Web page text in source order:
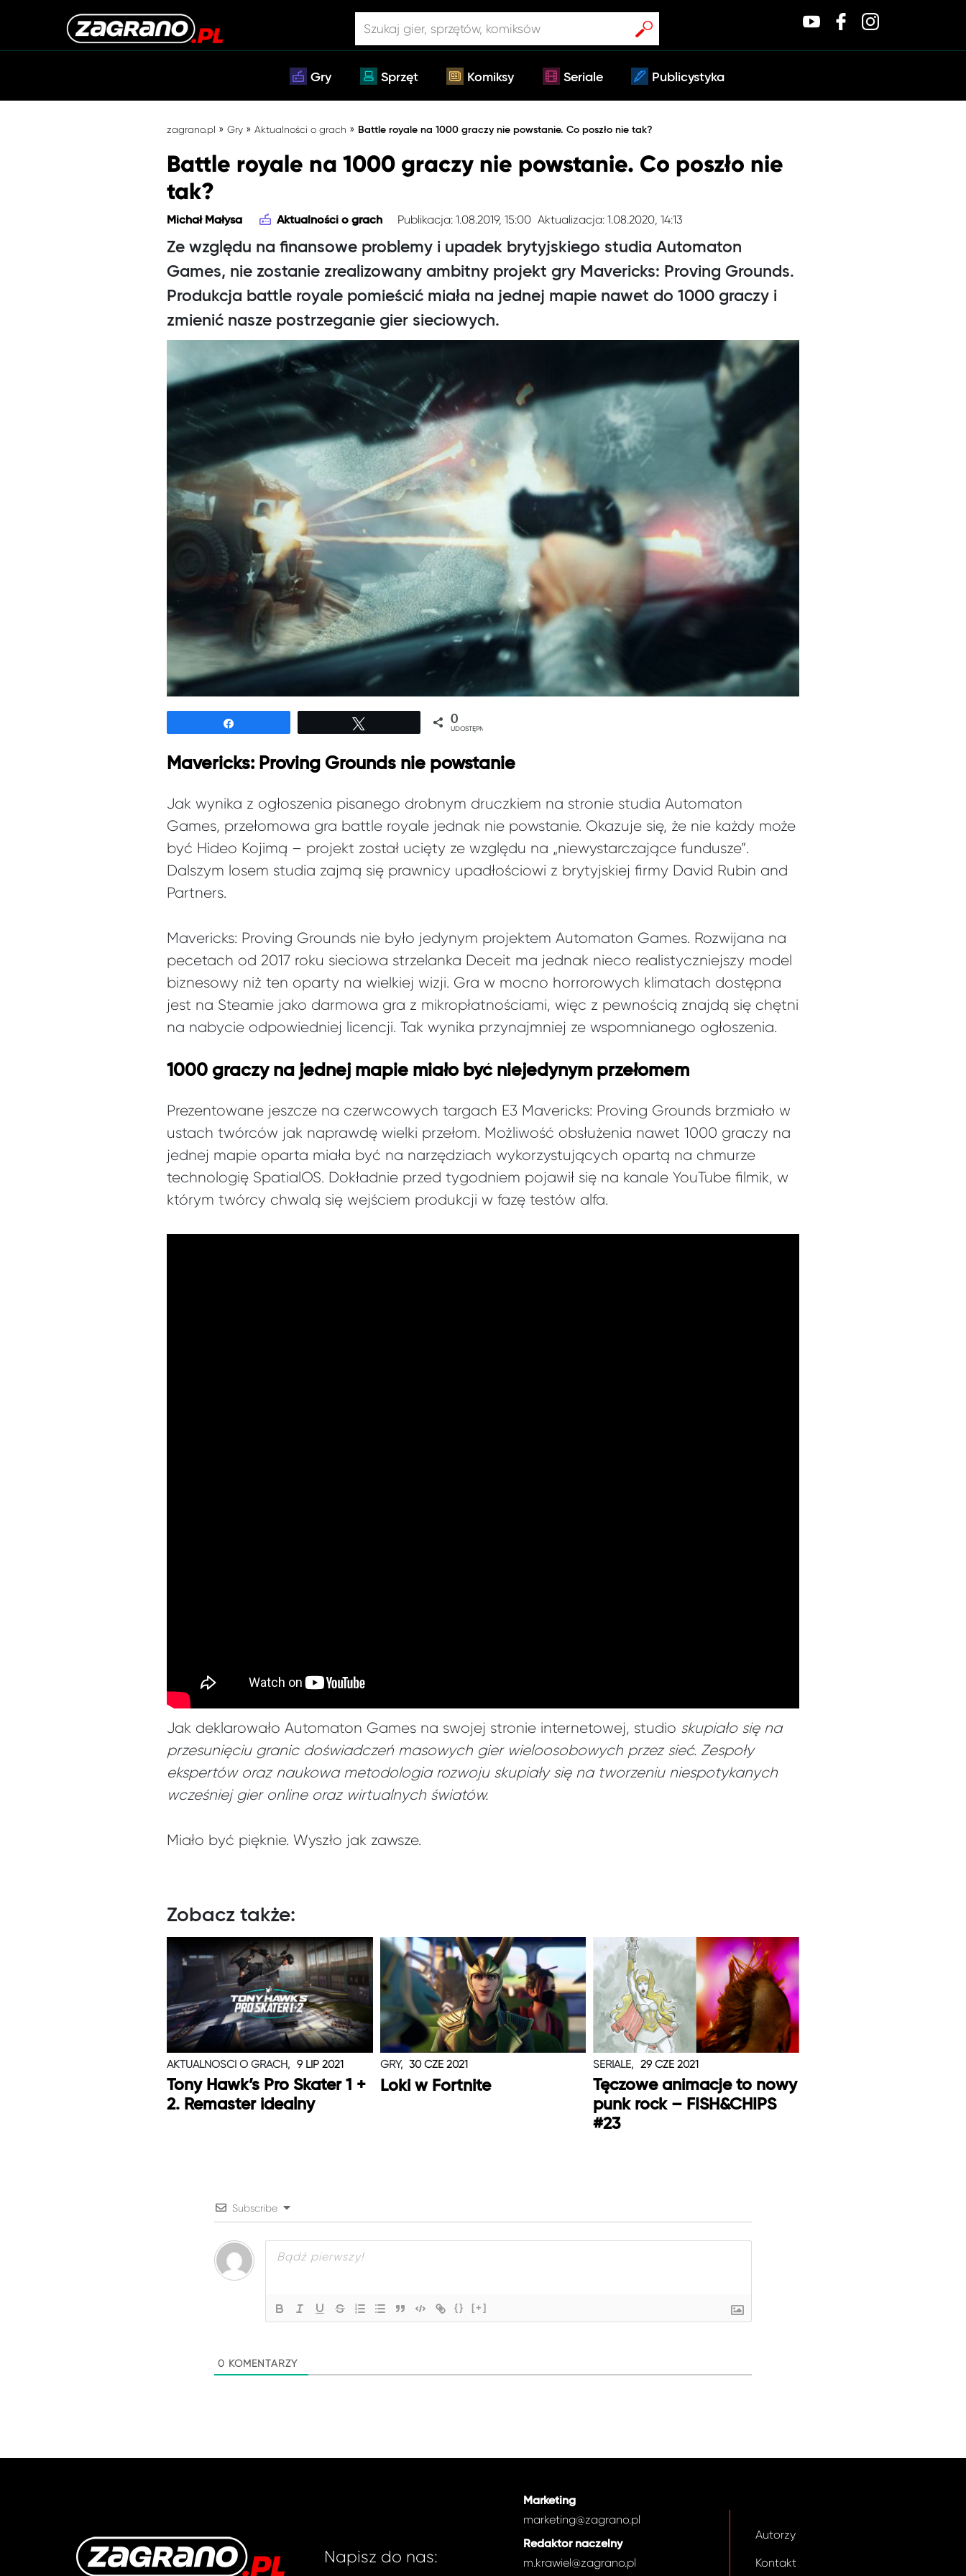
Gry Sprzęt Komiksy Seriale Publicystyka
zagrano.pl » Gry » Aktualności o grach » Battle royale na 1000 graczy nie powstanie. Co poszło nie tak?
Battle royale na 1000 graczy nie powstanie. Co poszło nie
tak?
Michał Małysa Aktualności o grach Publikacja: 1.08.2019, 15:00 Aktualizacja: 1.08.2020, 14:13
Ze względu na finansowe problemy i upadek brytyjskiego studia Automaton
Games, nie zostanie zrealizowany ambitny projekt gry Mavericks: Proving Grounds.
Produkcja battle royale pomieścić miała na jednej mapie nawet do 1000 graczy i
zmienić nasze postrzeganie gier sieciowych.
0
UDOSTĘPNIEŃ
Mavericks: Proving Grounds nie powstanie
Jak wynika z ogłoszenia pisanego drobnym druczkiem na stronie studia Automaton
Games, przełomowa gra battle royale jednak nie powstanie. Okazuje się, że nie każdy może
być Hideo Kojimą – projekt został ucięty ze względu na „niewystarczające fundusze”.
Dalszym losem studia zajmą się prawnicy upadłościowi z brytyjskiej firmy David Rubin and
Partners.
Mavericks: Proving Grounds nie było jedynym projektem Automaton Games. Rozwijana na
pecetach od 2017 roku sieciowa strzelanka Deceit ma jednak nieco realistyczniejszy model
biznesowy niż ten oparty na wielkiej wizji. Gra w mocno horrorowych klimatach dostępna
jest na Steamie jako darmowa gra z mikropłatnościami, więc z pewnością znajdą się chętni
na nabycie odpowiedniej licencji. Tak wynika przynajmniej ze wspomnianego ogłoszenia.
1000 graczy na jednej mapie miało być niejedynym przełomem
Prezentowane jeszcze na czerwcowych targach E3 Mavericks: Proving Grounds brzmiało w
ustach twórców jak naprawdę wielki przełom. Możliwość obsłużenia nawet 1000 graczy na
jednej mapie oparta miała być na narzędziach wykorzystujących opartą na chmurze
technologię SpatialOS. Dokładnie przed tygodniem pojawił się na kanale YouTube filmik, w
którym twórcy chwalą się wejściem produkcji w fazę testów alfa.
Jak deklarowało Automaton Games na swojej stronie internetowej, studio skupiało się na
przesunięciu granic doświadczeń masowych gier wieloosobowych przez sieć. Zespoły
ekspertów oraz naukowa metodologia rozwoju skupiały się na tworzeniu niespotykanych
wcześniej gier online oraz wirtualnych światów.
Miało być pięknie. Wyszło jak zawsze.
Zobacz także:
AKTUALNOŚCI O GRACH, 9 LIP 2021
Tony Hawk’s Pro Skater 1 +
2. Remaster idealny
GRY, 30 CZE 2021
Loki w Fortnite
SERIALE, 29 CZE 2021
Tęczowe animacje to nowy
punk rock – FISH&CHIPS
#23
Subscribe
{} [+]
0 KOMENTARZY
Napisz do nas:
Marketing
marketing@zagrano.pl
Redaktor naczelny
m.krawiel@zagrano.pl
Autorzy
Kontakt